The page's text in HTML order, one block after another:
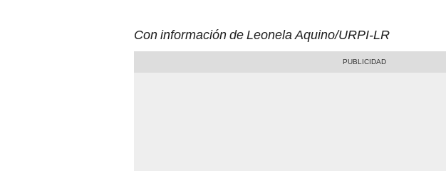
Con información de Leonela Aquino/URPI-LR